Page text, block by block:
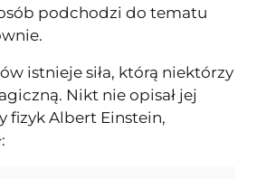
podchodzi do tematu
istnieje siła, którą niektórzy
Nikt nie opisał jej
fizyk Albert Einstein,